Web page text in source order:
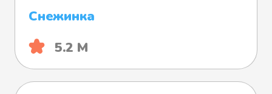
Снежинка
5.2 М